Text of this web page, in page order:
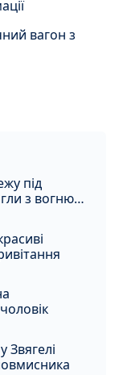
вагон з
під
з вогню
Звягелі